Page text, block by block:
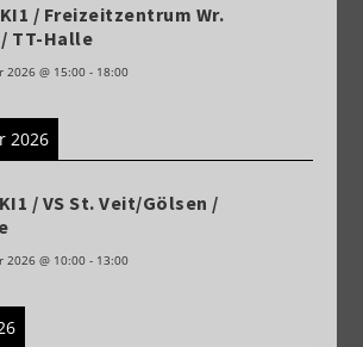
/ Freizeitzentrum Wr.
TT-Halle
2026 @ 15:00 - 18:00
2026
/ VS St. Veit/Gölsen /
2026 @ 10:00 - 13:00